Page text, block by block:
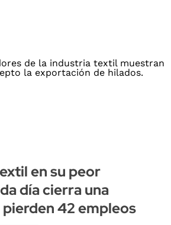
en su peor
día cierra una
42 empleos